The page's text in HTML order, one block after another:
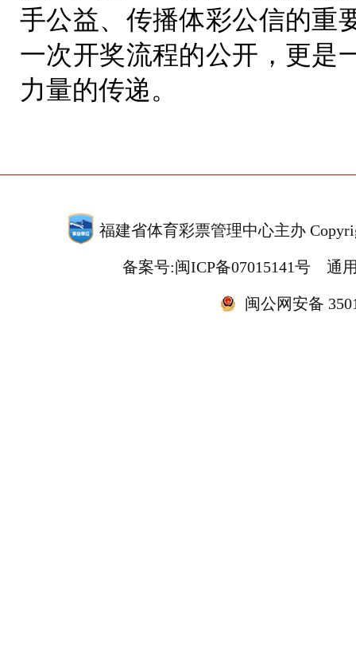
手公益、传播体彩公信的重
一次开奖流程的公开，更是
力量的传递。
福建省体育彩票管理中心主办
备案号:闽ICP备07015141号 通用
闽公网安备